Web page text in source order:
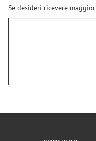
Se desideri ricevere